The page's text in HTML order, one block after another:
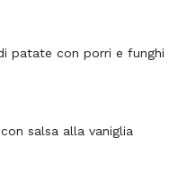
patate con porri e funghi
salsa alla vaniglia